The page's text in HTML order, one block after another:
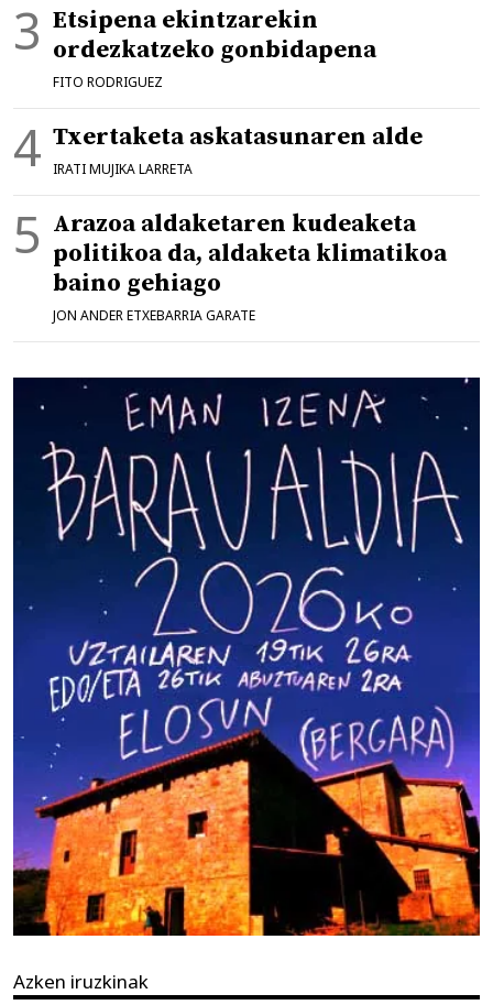
Etsipena ekintzarekin
ordezkatzeko gonbidapena
FITO RODRIGUEZ
Txertaketa askatasunaren alde
IRATI MUJIKA LARRETA
Arazoa aldaketaren kudeaketa
politikoa da, aldaketa klimatikoa
baino gehiago
JON ANDER ETXEBARRIA GARATE
Azken iruzkinak